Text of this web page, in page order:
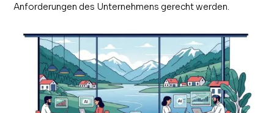
Anforderungen des Unternehmens gerecht werden.